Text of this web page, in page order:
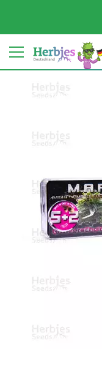
Dein Land: Deutschland